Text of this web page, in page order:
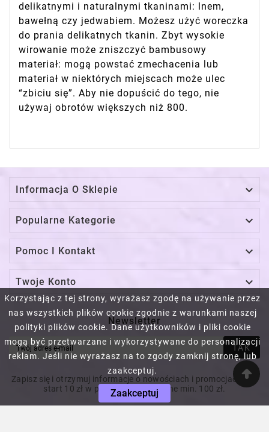
Korzystając z tej strony, wyrażasz zgodę na używanie przez
nas wszystkich plików cookie zgodnie z warunkami naszej
polityki plików cookie. Dane użytkowników i pliki cookie
mogą być przetwarzane i wykorzystywane do personalizacji
reklam. Jeśli nie wyrażasz na to zgody zamknij stronę, lub
zaakceptuj.
Zaakceptuj
delikatnymi i naturalnymi tkaninami: lnem,
bawełną czy jedwabiem. Możesz użyć woreczka
do prania delikatnych tkanin. Zbyt wysokie
wirowanie może zniszczyć bambusowy
materiał: mogą powstać zmechacenia lub
materiał w niektórych miejscach może ulec
“zbiciu się”. Aby nie dopuścić do tego, nie
używaj obrotów większych niż 800.
Informacja O Sklepie 
Popularne Kategorie 
Pomoc I Kontakt 
Twoje Konto 
Newsletter
TAK
Zapisz się i otrzymuj informacje o nowościach i promocjach! Na
start 10 zł w prezencie! Za wydane min. 100 zł.